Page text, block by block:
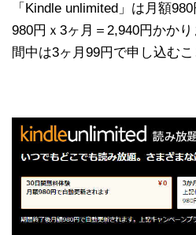
「Kindle unlimited」は月額
980円ｘ3ヶ月＝2,940円かか
間中は3ヶ月99円で申し込むこ